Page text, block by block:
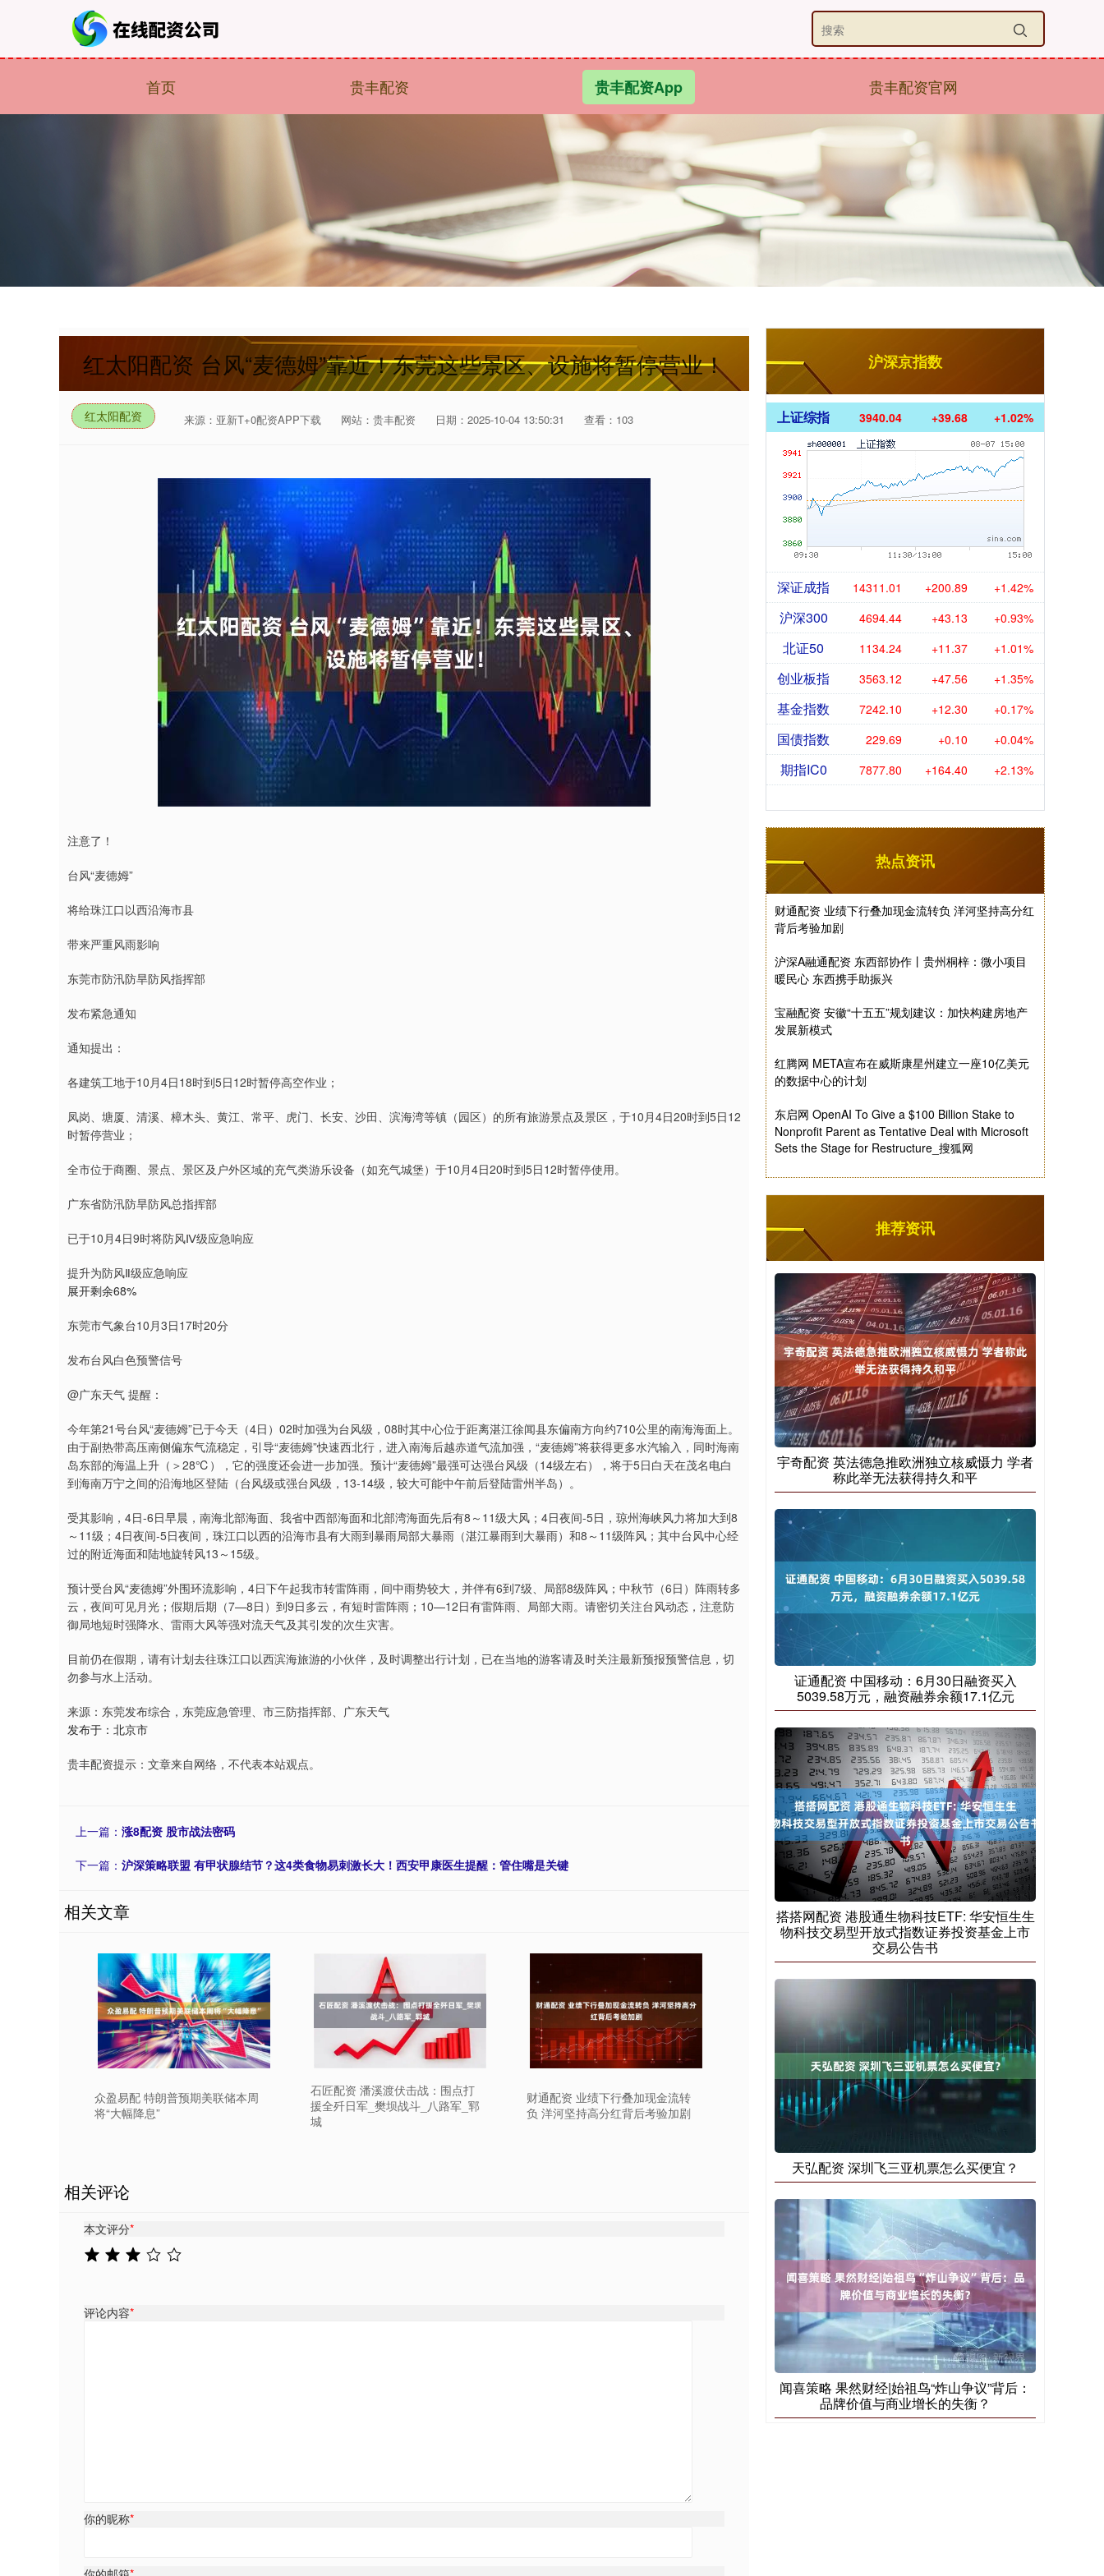
首页 贵丰配资 贵丰配资App 贵丰配资官网
红太阳配资 台风“麦德姆”靠近！东莞这些景区、设施将暂停营业！
红太阳配资 来源：亚新T+0配资APP下载 网站：贵丰配资 日期：2025-10-04 13:50:31 查看：103
注意了！
台风“麦德姆”
将给珠江口以西沿海市县
带来严重风雨影响
东莞市防汛防旱防风指挥部
发布紧急通知
通知提出：
各建筑工地于10月4日18时到5日12时暂停高空作业；
凤岗、塘厦、清溪、樟木头、黄江、常平、虎门、长安、沙田、滨海湾等镇（园区）的所有旅游景点及景区，于10月4日20时到5日12
时暂停营业；
全市位于商圈、景点、景区及户外区域的充气类游乐设备（如充气城堡）于10月4日20时到5日12时暂停使用。
广东省防汛防旱防风总指挥部
已于10月4日9时将防风Ⅳ级应急响应
提升为防风Ⅱ级应急响应
展开剩余68%
东莞市气象台10月3日17时20分
发布台风白色预警信号
@广东天气 提醒：
今年第21号台风“麦德姆”已于今天（4日）02时加强为台风级，08时其中心位于距离湛江徐闻县东偏南方向约710公里的南海海面上。
由于副热带高压南侧偏东气流稳定，引导“麦德姆”快速西北行，进入南海后越赤道气流加强，“麦德姆”将获得更多水汽输入，同时海南
岛东部的海温上升（＞28℃），它的强度还会进一步加强。预计“麦德姆”最强可达强台风级（14级左右），将于5日白天在茂名电白
到海南万宁之间的沿海地区登陆（台风级或强台风级，13-14级，较大可能中午前后登陆雷州半岛）。
受其影响，4日-6日早晨，南海北部海面、我省中西部海面和北部湾海面先后有8～11级大风；4日夜间-5日，琼州海峡风力将加大到8
～11级；4日夜间-5日夜间，珠江口以西的沿海市县有大雨到暴雨局部大暴雨（湛江暴雨到大暴雨）和8～11级阵风；其中台风中心经
过的附近海面和陆地旋转风13～15级。
预计受台风“麦德姆”外围环流影响，4日下午起我市转雷阵雨，间中雨势较大，并伴有6到7级、局部8级阵风；中秋节（6日）阵雨转多
云，夜间可见月光；假期后期（7—8日）到9日多云，有短时雷阵雨；10—12日有雷阵雨、局部大雨。请密切关注台风动态，注意防
御局地短时强降水、雷雨大风等强对流天气及其引发的次生灾害。
目前仍在假期，请有计划去往珠江口以西滨海旅游的小伙伴，及时调整出行计划，已在当地的游客请及时关注最新预报预警信息，切
勿参与水上活动。
来源：东莞发布综合，东莞应急管理、市三防指挥部、广东天气
发布于：北京市
贵丰配资提示：文章来自网络，不代表本站观点。
上一篇： 涨8配资 股市战法密码
下一篇： 沪深策略联盟 有甲状腺结节？这4类食物易刺激长大！西安甲康医生提醒：管住嘴是关键
相关文章
众盈易配 特朗普预期美联储本周
将“大幅降息”
石匠配资 潘溪渡伏击战：围点打
援全歼日军_樊坝战斗_八路军_郓
城
财通配资 业绩下行叠加现金流转
负 洋河坚持高分红背后考验加剧
相关评论
本文评分*
评论内容*
你的昵称*
沪深京指数
上证综指 3940.04 +39.68 +1.02%
深证成指 14311.01 +200.89 +1.42%
沪深300 4694.44 +43.13 +0.93%
北证50 1134.24 +11.37 +1.01%
创业板指 3563.12 +47.56 +1.35%
基金指数 7242.10 +12.30 +0.17%
国债指数 229.69 +0.10 +0.04%
期指IC0 7877.80 +164.40 +2.13%
热点资讯
财通配资 业绩下行叠加现金流转负 洋河坚持高分红
背后考验加剧
沪深A融通配资 东西部协作丨贵州桐梓：微小项目
暖民心 东西携手助振兴
宝融配资 安徽“十五五”规划建议：加快构建房地产
发展新模式
红腾网 META宣布在威斯康星州建立一座10亿美元
的数据中心的计划
东启网 OpenAI To Give a $100 Billion Stake to
Nonprofit Parent as Tentative Deal with Microsoft
Sets the Stage for Restructure_搜狐网
推荐资讯
宇奇配资 英法德急推欧洲独立核威慑力 学者
称此举无法获得持久和平
证通配资 中国移动：6月30日融资买入
5039.58万元，融资融券余额17.1亿元
搭搭网配资 港股通生物科技ETF: 华安恒生生
物科技交易型开放式指数证券投资基金上市
交易公告书
天弘配资 深圳飞三亚机票怎么买便宜？
闻喜策略 果然财经|始祖鸟“炸山争议”背后：
品牌价值与商业增长的失衡？